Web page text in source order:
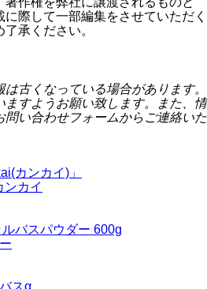
際して一部編集をさせていただく
承ください。
古くなっている場合があります。
すようお願い致します。また、情
問い合わせフォームからご連絡いた
ンカイ